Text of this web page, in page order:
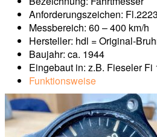
Anforderungszeichen:
Messbereich: 60 – 400 km/h
Hersteller: hdl = Original-
Baujahr: ca. 1944
Eingebaut in: z.B. Fieseler Fi
Funktionsweise